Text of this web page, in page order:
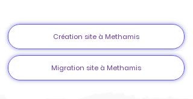
Création site à Methamis
Migration site à Methamis